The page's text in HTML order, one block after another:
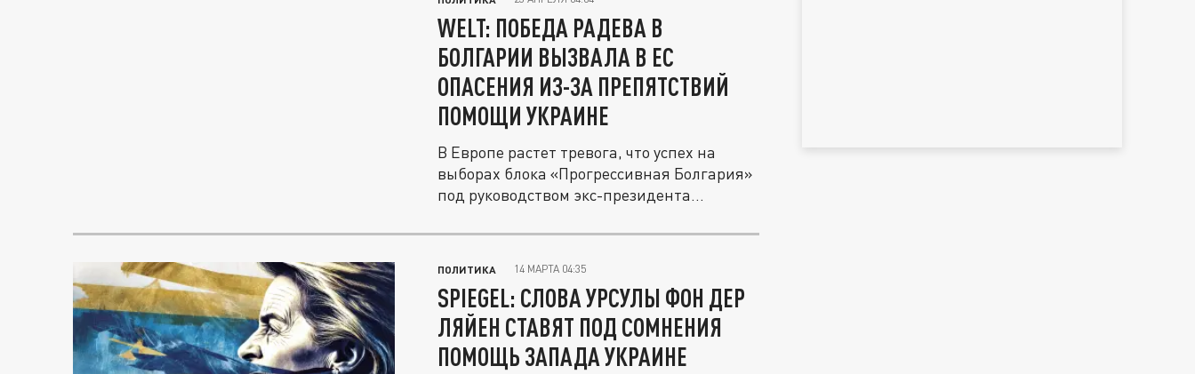
WELT: ПОБЕДА РАДЕВА В
БОЛГАРИИ ВЫЗВАЛА В ЕС
ОПАСЕНИЯ ИЗ-ЗА ПРЕПЯТСТВИЙ
ПОМОЩИ УКРАИНЕ
В Европе растет тревога, что успех на
выборах блока «Прогрессивная Болгария»
под руководством экс-президента...
ПОЛИТИКА 14 МАРТА 04:35
SPIEGEL: СЛОВА УРСУЛЫ ФОН ДЕР
ЛЯЙЕН СТАВЯТ ПОД СОМНЕНИЯ
ПОМОЩЬ ЗАПАДА УКРАИНЕ